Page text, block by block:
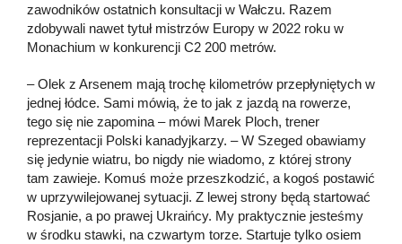
zawodników ostatnich konsultacji w Wałczu. Razem
zdobywali nawet tytuł mistrzów Europy w 2022 roku w
Monachium w konkurencji C2 200 metrów.
– Olek z Arsenem mają trochę kilometrów przepłyniętych w
jednej łódce. Sami mówią, że to jak z jazdą na rowerze,
tego się nie zapomina – mówi Marek Ploch, trener
reprezentacji Polski kanadyjkarzy. – W Szeged obawiamy
się jedynie wiatru, bo nigdy nie wiadomo, z której strony
tam zawieje. Komuś może przeszkodzić, a kogoś postawić
w uprzywilejowanej sytuacji. Z lewej strony będą startować
Rosjanie, a po prawej Ukraińcy. My praktycznie jesteśmy
w środku stawki, na czwartym torze. Startuje tylko osiem